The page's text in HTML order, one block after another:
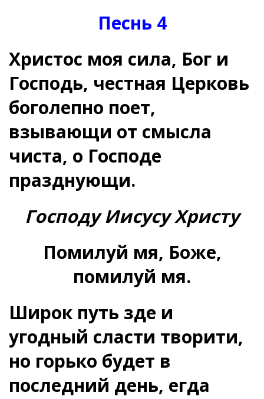
Песнь 4
Христос моя сила, Бог и
Господь, честная Церковь
боголепно поет,
взывающи от смысла
чиста, о Господе
празднующи.
Господу Иисусу Христу
Помилуй мя, Боже,
помилуй мя.
Широк путь зде и
угодный сласти творити,
но горько будет в
последний день, егда